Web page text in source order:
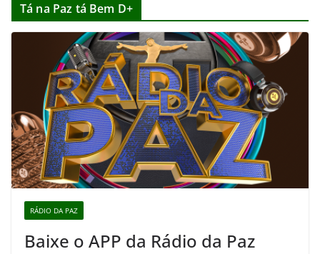
Tá na Paz tá Bem D+
RÁDIO DA PAZ
Baixe o APP da Rádio da Paz